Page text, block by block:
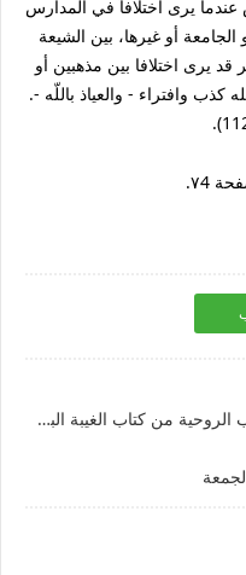
يرى اختلافاً في المدارس
أو غيرها، بين الشيعة
قد يرى اختلافا بين مذهبين أو
كذب وافتراء - والعياذ باللّه -.
معالم الانتظارالقواعد العقائدية والآداب الروحية من كتاب الغيبة الباب الثاني عشر